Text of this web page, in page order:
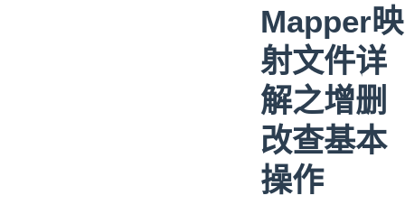
Mapper映
射文件详
解之增删
改查基本
操作